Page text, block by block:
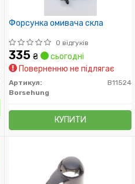
Форсунка омивача скла
0 відгуків
335 ₴
сьогодні
Поверненню не підлягає
Артикул:
B11524
Borsehung
КУПИТИ